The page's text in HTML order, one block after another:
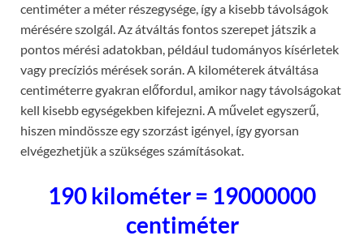
centiméter a méter részegysége, így a kisebb távolságok
mérésére szolgál. Az átváltás fontos szerepet játszik a
pontos mérési adatokban, például tudományos kísérletek
vagy precíziós mérések során. A kilométerek átváltása
centiméterre gyakran előfordul, amikor nagy távolságokat
kell kisebb egységekben kifejezni. A művelet egyszerű,
hiszen mindössze egy szorzást igényel, így gyorsan
elvégezhetjük a szükséges számításokat.
190 kilométer = 19000000
centiméter